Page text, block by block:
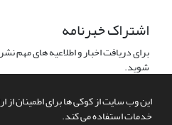
این وب سایت از کوکی ها برای اطمینان از
خدمات استفاده می کند.
اشتراک خبرنامه
برای دریافت اخبار و اطلاعیه های مهم
شوید.